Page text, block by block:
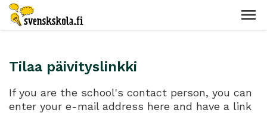
Tilaa päivityslinkki
If you are the school's contact person, you can
enter your e-mail address here and have a link